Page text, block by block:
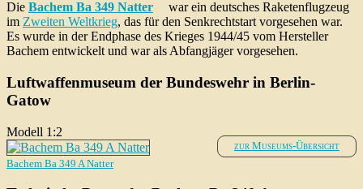
Die Bachem Ba 349 Natter
war ein deutsches Raketenflugzeug
im Zweiten Weltkrieg, das für den Senkrechtstart vorgesehen war.
Es wurde in der Endphase des Krieges 1944/45 vom Hersteller
Bachem entwickelt und war als Abfangjäger vorgesehen.
Luftwaffenmuseum der Bundeswehr in Berlin-
Gatow
zur Museums-Übersicht
Modell 1:2
Bachem Ba 349 A Natter